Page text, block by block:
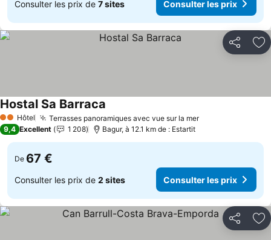
Consulter les prix de 7 sites Consulter les prix
Partager
2 Étoiles
Hôtel Terrasses panoramiques avec vue sur la merConsulter les
Hostal Sa Barraca
9,4 Excellent 1 208 Bagur, à 12.1 km de : Estartit
De 67 €
Consulter les prix de 2 sites Consulter les prix
Partager